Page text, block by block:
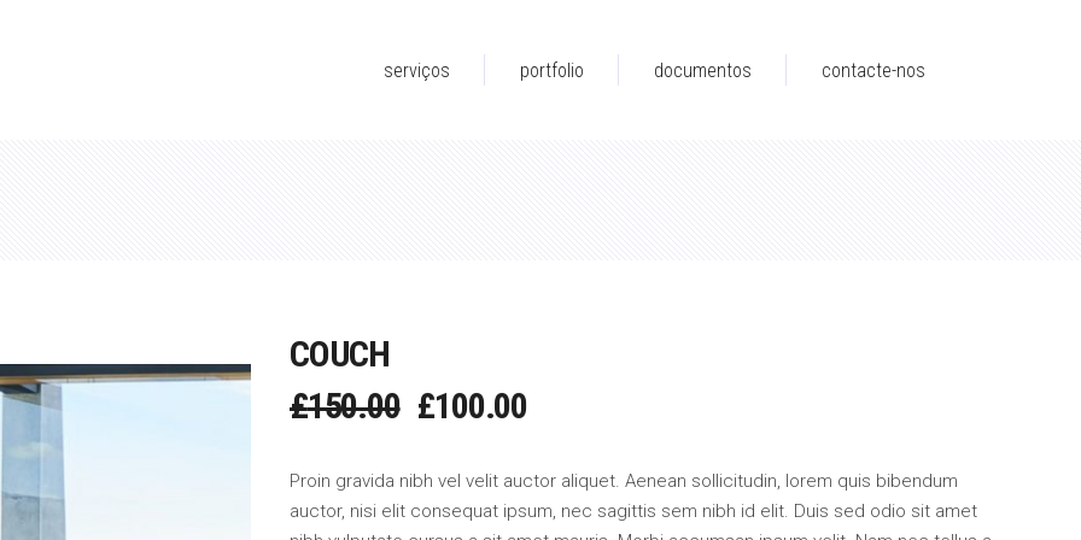
serviços portfolio documentos contacte-nos
COUCH
£150.00 O
ORIGINAL
ERA:
£100.00O
ATUAL
É:
Proin gravida nibh vel velit auctor aliquet. Aenean sollicitudin, lorem quis bibendum
auctor, nisi elit consequat ipsum, nec sagittis sem nibh id elit. Duis sed odio sit amet